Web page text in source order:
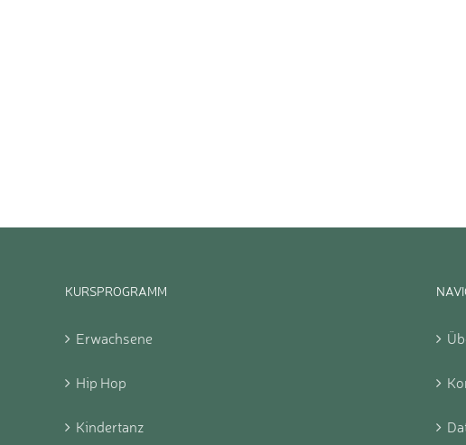
KURSPROGRAMM
Erwachsene
Hip Hop
Kindertanz